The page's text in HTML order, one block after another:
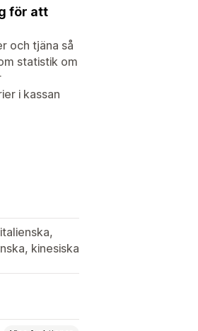
för att
och tjäna så
statistik om
i kassan
kinesiska